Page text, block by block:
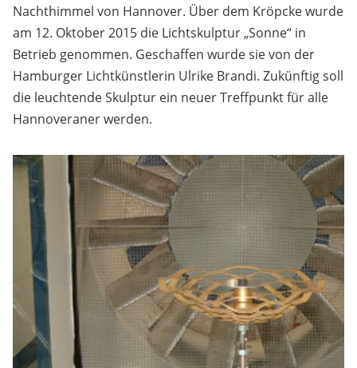
Nachthimmel von Hannover. Über dem Kröpcke wurde
am 12. Oktober 2015 die Lichtskulptur „Sonne“ in
Betrieb genommen. Geschaffen wurde sie von der
Hamburger Lichtkünstlerin Ulrike Brandi. Zukünftig soll
die leuchtende Skulptur ein neuer Treffpunkt für alle
Hannoveraner werden.